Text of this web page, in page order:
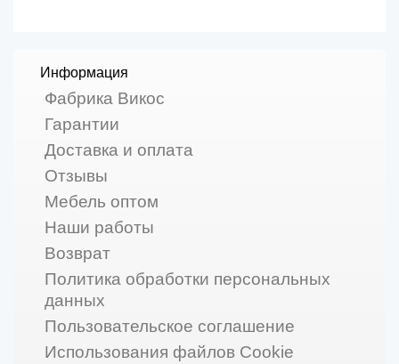
Информация
Фабрика Викос
Гарантии
Доставка и оплата
Отзывы
Мебель оптом
Наши работы
Возврат
Политика обработки персональных
данных
Пользовательское соглашение
Использования файлов Cookie